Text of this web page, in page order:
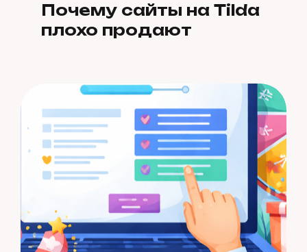
Почему сайты на Tilda
плохо продают